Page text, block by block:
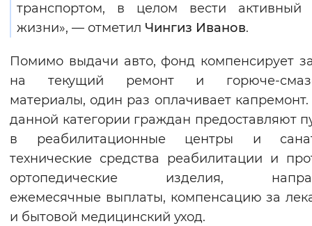
транспортом, в целом вести активный
жизни», — отметил Чингиз Иванов.
Помимо выдачи авто, фонд компенсирует
на текущий ремонт и горюче-
материалы, один раз оплачивает
данной категории граждан предоставляют
в реабилитационные центры и
технические средства реабилитации и
ортопедические изделия,
ежемесячные выплаты, компенсацию за
и бытовой медицинский уход.